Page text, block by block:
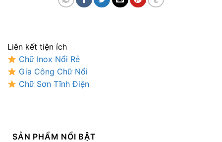
Liên kết tiện ích
Chữ Inox Nổi Rẻ
Gia Công Chữ Nổi
Chữ Sơn Tĩnh Điện
SẢN PHẨM NỔI BẬT